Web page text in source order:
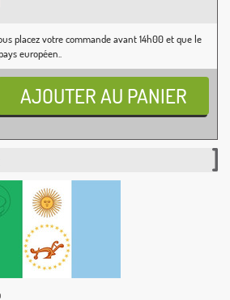
placez votre commande avant 14h00 et que le
européen..